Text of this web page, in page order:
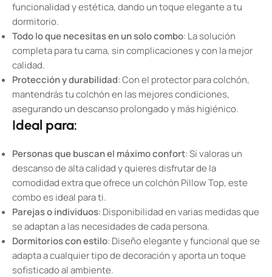
funcionalidad y estética, dando un toque elegante a tu
dormitorio.
Todo lo que necesitas en un solo combo: La solución
completa para tu cama, sin complicaciones y con la mejor
calidad.
Protección y durabilidad: Con el protector para colchón,
mantendrás tu colchón en las mejores condiciones,
asegurando un descanso prolongado y más higiénico.
Ideal para:
Personas que buscan el máximo confort: Si valoras un
descanso de alta calidad y quieres disfrutar de la
comodidad extra que ofrece un colchón Pillow Top, este
combo es ideal para ti.
Parejas o individuos: Disponibilidad en varias medidas que
se adaptan a las necesidades de cada persona.
Dormitorios con estilo: Diseño elegante y funcional que se
adapta a cualquier tipo de decoración y aporta un toque
sofisticado al ambiente.